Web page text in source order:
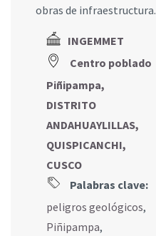
obras de infraestructura.
INGEMMET
Centro poblado
Piñipampa,
DISTRITO
ANDAHUAYLILLAS,
QUISPICANCHI,
CUSCO
Palabras clave:
peligros geológicos,
Piñipampa,